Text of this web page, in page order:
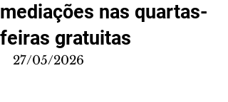
mediações nas quartas-
feiras gratuitas
27/05/2026